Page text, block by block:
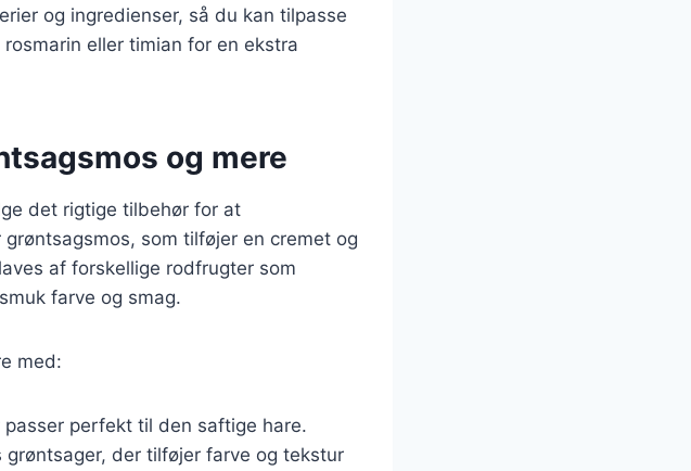
og ingredienser, så du kan tilpasse
eller timian for en ekstra
og mere
det rigtige tilbehør for at
som tilføjer en cremet og
af forskellige rodfrugter som
farve og smag.
med:
perfekt til den saftige hare.
der tilføjer farve og tekstur